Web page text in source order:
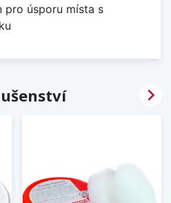
pro úsporu místa s
